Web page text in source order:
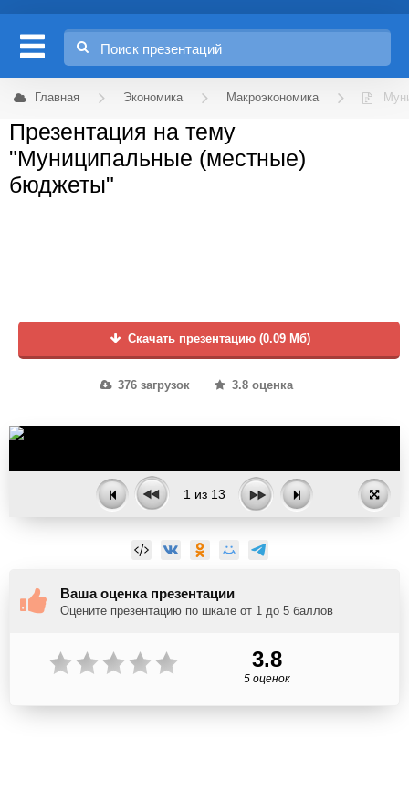
Главная Экономика Макроэкономика
Презентация на тему
"Муниципальные (местные)
бюджеты"
Скачать презентацию (0.09 Мб)
376 загрузок 3.8 оценка
1 из 13
Ваша оценка презентации
Оцените презентацию по шкале от 1 до 5 баллов
3.8
5 оценок